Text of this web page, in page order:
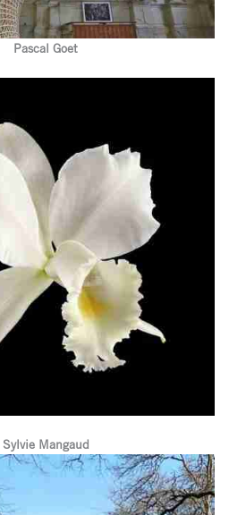
Pascal Goet
Sylvie Mangaud